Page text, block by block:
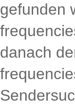
gefunden
danach